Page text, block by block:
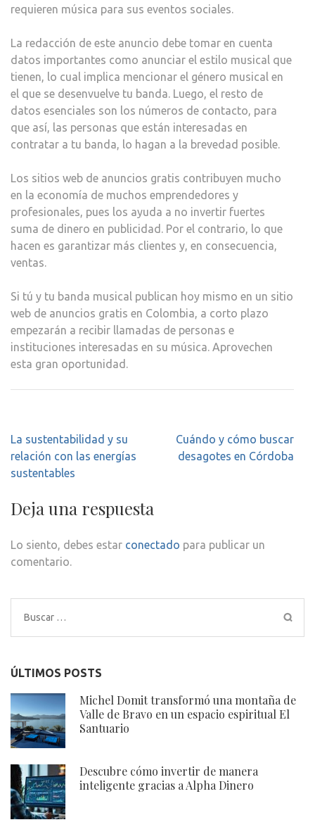
requieren música para sus eventos sociales.
La redacción de este anuncio debe tomar en cuenta
datos importantes como anunciar el estilo musical que
tienen, lo cual implica mencionar el género musical en
el que se desenvuelve tu banda. Luego, el resto de
datos esenciales son los números de contacto, para
que así, las personas que están interesadas en
contratar a tu banda, lo hagan a la brevedad posible.
Los sitios web de anuncios gratis contribuyen mucho
en la economía de muchos emprendedores y
profesionales, pues los ayuda a no invertir fuertes
suma de dinero en publicidad. Por el contrario, lo que
hacen es garantizar más clientes y, en consecuencia,
ventas.
Si tú y tu banda musical publican hoy mismo en un sitio
web de anuncios gratis en Colombia, a corto plazo
empezarán a recibir llamadas de personas e
instituciones interesadas en su música. Aprovechen
esta gran oportunidad.
Navegación
de
entradas
La sustentabilidad y su
relación con las energías
sustentables
Cuándo y cómo buscar
desagotes en Córdoba
Deja una respuesta
Lo siento, debes estar conectado para publicar un
comentario.
Buscar:
ÚLTIMOS POSTS
Michel Domit transformó una montaña de
Valle de Bravo en un espacio espiritual El
Santuario
Descubre cómo invertir de manera
inteligente gracias a Alpha Dinero